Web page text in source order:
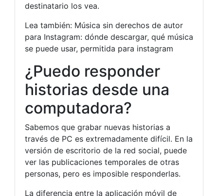
destinatario los vea.
Lea también: Música sin derechos de autor
para Instagram: dónde descargar, qué música
se puede usar, permitida para instagram
¿Puedo responder
historias desde una
computadora?
Sabemos que grabar nuevas historias a
través de PC es extremadamente difícil. En la
versión de escritorio de la red social, puede
ver las publicaciones temporales de otras
personas, pero es imposible responderlas.
La diferencia entre la aplicación móvil de